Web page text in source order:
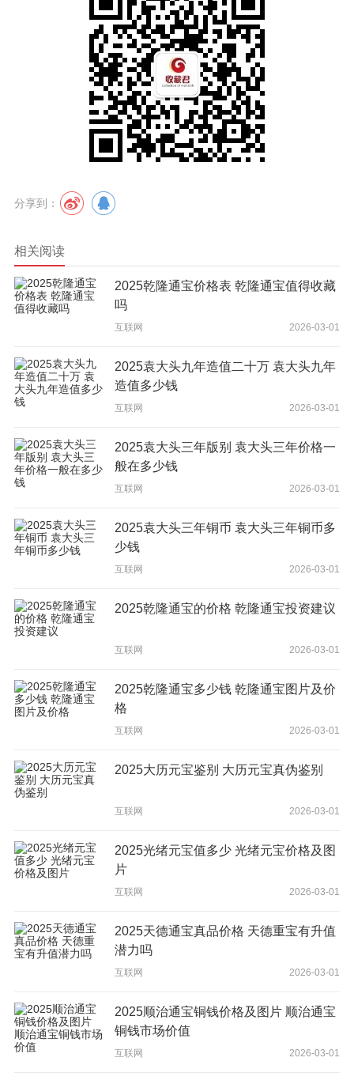
分享到：
相关阅读
2025乾隆通宝价格表 乾隆通宝值得收藏
吗
互联网 2026-03-01
2025袁大头九年造值二十万 袁大头九年
造值多少钱
互联网 2026-03-01
2025袁大头三年版别 袁大头三年价格一
般在多少钱
互联网 2026-03-01
2025袁大头三年铜币 袁大头三年铜币多
少钱
互联网 2026-03-01
2025乾隆通宝的价格 乾隆通宝投资建议
互联网 2026-03-01
2025乾隆通宝多少钱 乾隆通宝图片及价
格
互联网 2026-03-01
2025大历元宝鉴别 大历元宝真伪鉴别
互联网 2026-03-01
2025光绪元宝值多少 光绪元宝价格及图
片
互联网 2026-03-01
2025天德通宝真品价格 天德重宝有升值
潜力吗
互联网 2026-03-01
2025顺治通宝铜钱价格及图片 顺治通宝
铜钱市场价值
互联网 2026-03-01